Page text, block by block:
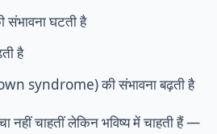
संभावना घटती है
है
syndrome) की संभावना बढ़ती है
नहीं चाहतीं लेकिन भविष्य में चाहती हैं —